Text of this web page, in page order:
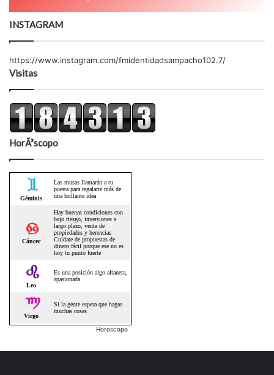
INSTAGRAM
https://www.instagram.com/fmidentidadsampacho102.7/
Visitas
HorÃ³scopo
Horoscopo